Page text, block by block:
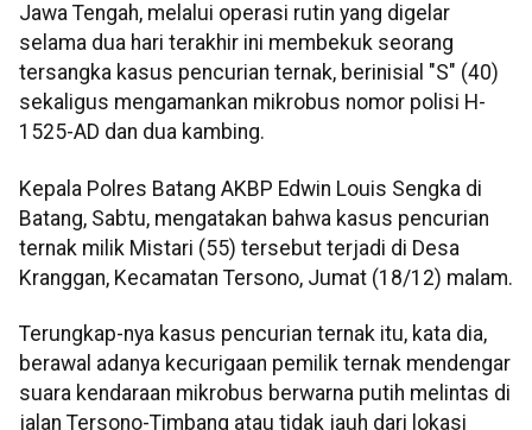
Jawa Tengah, melalui operasi rutin yang digelar
selama dua hari terakhir ini membekuk seorang
tersangka kasus pencurian ternak, berinisial "S" (40)
sekaligus mengamankan mikrobus nomor polisi H-
1525-AD dan dua kambing.
Kepala Polres Batang AKBP Edwin Louis Sengka di
Batang, Sabtu, mengatakan bahwa kasus pencurian
ternak milik Mistari (55) tersebut terjadi di Desa
Kranggan, Kecamatan Tersono, Jumat (18/12) malam.
Terungkap-nya kasus pencurian ternak itu, kata dia,
berawal adanya kecurigaan pemilik ternak mendengar
suara kendaraan mikrobus berwarna putih melintas di
jalan Tersono-Timbang atau tidak jauh dari lokasi